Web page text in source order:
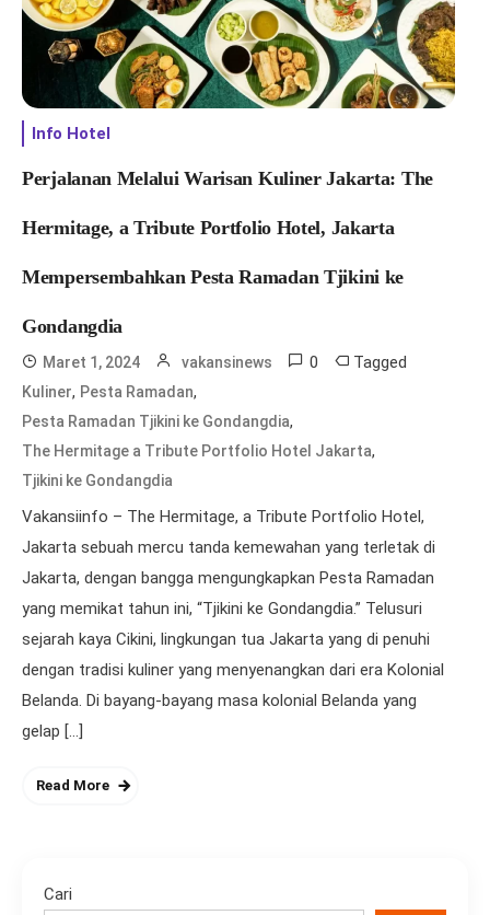
Info Hotel
Perjalanan Melalui Warisan Kuliner Jakarta: The
Hermitage, a Tribute Portfolio Hotel, Jakarta
Mempersembahkan Pesta Ramadan Tjikini ke
Gondangdia
Maret 1, 2024 vakansinews 0 Tagged
Kuliner, Pesta Ramadan,
Pesta Ramadan Tjikini ke Gondangdia,
The Hermitage a Tribute Portfolio Hotel Jakarta,
Tjikini ke Gondangdia
Vakansiinfo – The Hermitage, a Tribute Portfolio Hotel,
Jakarta sebuah mercu tanda kemewahan yang terletak di
Jakarta, dengan bangga mengungkapkan Pesta Ramadan
yang memikat tahun ini, “Tjikini ke Gondangdia.” Telusuri
sejarah kaya Cikini, lingkungan tua Jakarta yang di penuhi
dengan tradisi kuliner yang menyenangkan dari era Kolonial
Belanda. Di bayang-bayang masa kolonial Belanda yang
gelap […]
Read More
Cari